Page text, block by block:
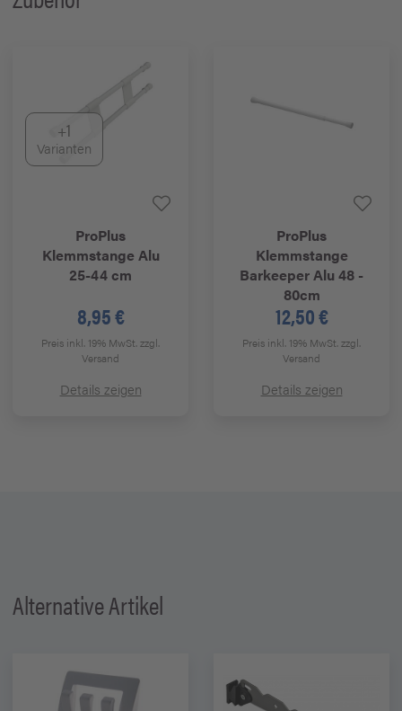
+1
Varianten
ProPlus
Klemmstange Alu
25-44 cm
8,95 €
Preis inkl. 19% MwSt.zzgl.
Versand
Details zeigen
ProPlus
Klemmstange
Barkeeper Alu 48 -
80cm
12,50 €
Preis inkl. 19% MwSt.zzgl.
Versand
Details zeigen
Alternative Artikel